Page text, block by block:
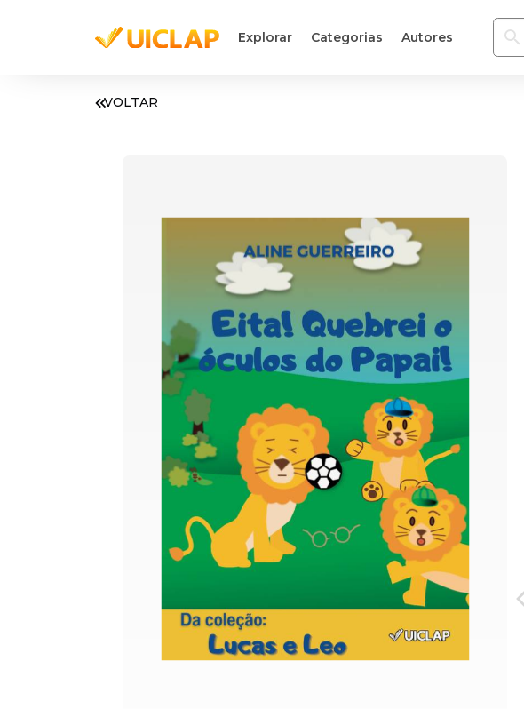
Explorar Categorias Autores
VOLTAR